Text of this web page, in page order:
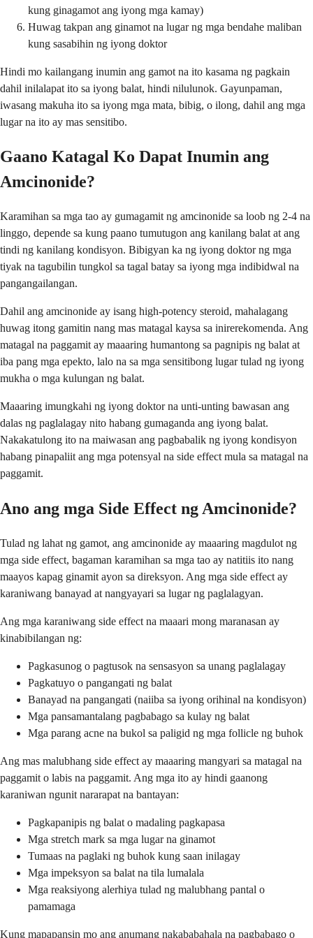
kung ginagamot ang iyong mga kamay)
Huwag takpan ang ginamot na lugar ng mga bendahe maliban
kung sasabihin ng iyong doktor
Hindi mo kailangang inumin ang gamot na ito kasama ng pagkain
dahil inilalapat ito sa iyong balat, hindi nilulunok. Gayunpaman,
iwasang makuha ito sa iyong mga mata, bibig, o ilong, dahil ang mga
lugar na ito ay mas sensitibo.
Gaano Katagal Ko Dapat Inumin ang
Amcinonide?
Karamihan sa mga tao ay gumagamit ng amcinonide sa loob ng 2-4 na
linggo, depende sa kung paano tumutugon ang kanilang balat at ang
tindi ng kanilang kondisyon. Bibigyan ka ng iyong doktor ng mga
tiyak na tagubilin tungkol sa tagal batay sa iyong mga indibidwal na
pangangailangan.
Dahil ang amcinonide ay isang high-potency steroid, mahalagang
huwag itong gamitin nang mas matagal kaysa sa inirerekomenda. Ang
matagal na paggamit ay maaaring humantong sa pagnipis ng balat at
iba pang mga epekto, lalo na sa mga sensitibong lugar tulad ng iyong
mukha o mga kulungan ng balat.
Maaaring imungkahi ng iyong doktor na unti-unting bawasan ang
dalas ng paglalagay nito habang gumaganda ang iyong balat.
Nakakatulong ito na maiwasan ang pagbabalik ng iyong kondisyon
habang pinapaliit ang mga potensyal na side effect mula sa matagal na
paggamit.
Ano ang mga Side Effect ng Amcinonide?
Tulad ng lahat ng gamot, ang amcinonide ay maaaring magdulot ng
mga side effect, bagaman karamihan sa mga tao ay natitiis ito nang
maayos kapag ginamit ayon sa direksyon. Ang mga side effect ay
karaniwang banayad at nangyayari sa lugar ng paglalagyan.
Ang mga karaniwang side effect na maaari mong maranasan ay
kinabibilangan ng:
Pagkasunog o pagtusok na sensasyon sa unang paglalagay
Pagkatuyo o pangangati ng balat
Banayad na pangangati (naiiba sa iyong orihinal na kondisyon)
Mga pansamantalang pagbabago sa kulay ng balat
Mga parang acne na bukol sa paligid ng mga follicle ng buhok
Ang mas malubhang side effect ay maaaring mangyari sa matagal na
paggamit o labis na paggamit. Ang mga ito ay hindi gaanong
karaniwan ngunit nararapat na bantayan:
Pagkapanipis ng balat o madaling pagkapasa
Mga stretch mark sa mga lugar na ginamot
Tumaas na paglaki ng buhok kung saan inilagay
Mga impeksyon sa balat na tila lumalala
Mga reaksiyong alerhiya tulad ng malubhang pantal o
pamamaga
Kung mapapansin mo ang anumang nakababahala na pagbabago o